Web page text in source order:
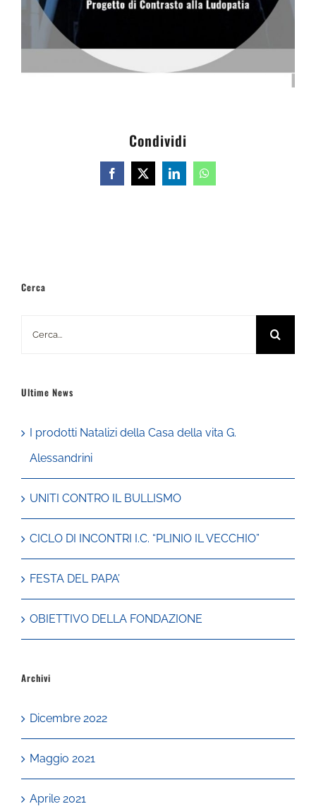
Condividi
Facebook
X LinkedInWhatsApp
Cerca
Ultime News
I prodotti Natalizi della Casa della vita G.
Alessandrini
UNITI CONTRO IL BULLISMO
CICLO DI INCONTRI I.C. “PLINIO IL VECCHIO”
FESTA DEL PAPA’
OBIETTIVO DELLA FONDAZIONE
Archivi
Dicembre 2022
Maggio 2021
Aprile 2021